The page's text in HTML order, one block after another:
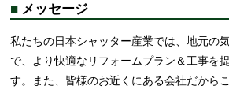
■ メッセージ
私たちの日本シャッター産業では、地元の
で、より快適なリフォームプラン＆工事を
す。また、皆様のお近くにある会社だから